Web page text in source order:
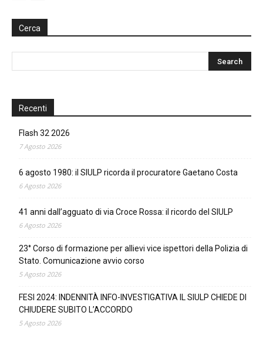
Cerca
Recenti
Flash 32 2026
7 Agosto 2026
6 agosto 1980: il SIULP ricorda il procuratore Gaetano Costa
6 Agosto 2026
41 anni dall’agguato di via Croce Rossa: il ricordo del SIULP
6 Agosto 2026
23° Corso di formazione per allievi vice ispettori della Polizia di
Stato. Comunicazione avvio corso
5 Agosto 2026
FESI 2024: INDENNITÀ INFO-INVESTIGATIVA IL SIULP CHIEDE DI
CHIUDERE SUBITO L’ACCORDO
5 Agosto 2026